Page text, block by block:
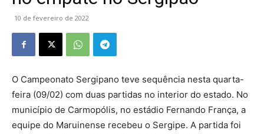
10 de fevereiro de 2022
O Campeonato Sergipano teve sequência nesta quarta-
feira (09/02) com duas partidas no interior do estado. No
município de Carmopólis, no estádio Fernando França, a
equipe do Maruinense recebeu o Sergipe. A partida foi